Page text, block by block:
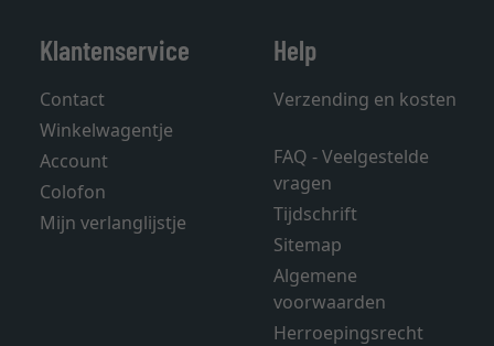
Klantenservice
Contact
Winkelwagentje
Account
Colofon
Mijn verlanglijstje
Help
Verzending en kosten
FAQ - Veelgestelde
vragen
Tijdschrift
Sitemap
Algemene
voorwaarden
Herroepingsrecht